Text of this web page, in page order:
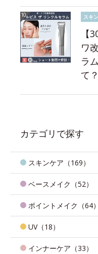
スキ
【
ワ
ラ
て？
カテゴリで探す
スキンケア（169）
ベースメイク（52）
ポイントメイク（64）
UV（18）
インナーケア（33）